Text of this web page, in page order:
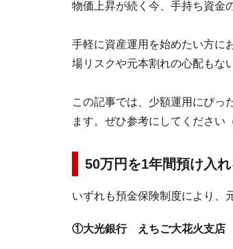
物価上昇が続く今、手持ち資金
手軽に資産運用を始めたい方に
場リスクや元本割れの心配もな
この記事では、少額運用にぴっ
ます。ぜひ参考にしてください
50万円を1年間預け入
いずれも預金保険制度により、
①大光銀行 えちご大花火支店